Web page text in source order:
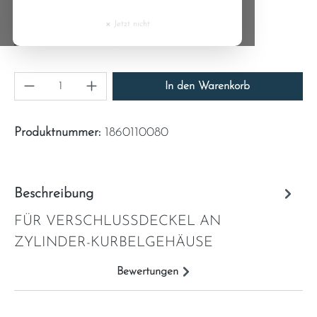
Preise inkl. MwSt. zzgl. Versandkosten
Produkt Anzahl: Gib den gewünschten Wert
In den Warenkorb
Produktnummer: 1860110080
Beschreibung
FÜR VERSCHLUSSDECKEL AN
ZYLINDER-KURBELGEHÄUSE
Bewertungen
Czech Republic
Denmark
France
× Jetzt nicht